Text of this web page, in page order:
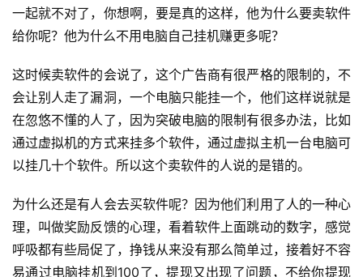
一起就不对了，你想啊，要是真的这样，他为什么要卖软件
给你呢？他为什么不用电脑自己挂机赚更多呢？
这时候卖软件的会说了，这个广告商有很严格的限制的，不
会让别人走了漏洞，一个电脑只能挂一个，他们这样说就是
在忽悠不懂的人了，因为突破电脑的限制有很多办法，比如
通过虚拟机的方式来挂多个软件，通过虚拟主机一台电脑可
以挂几十个软件。所以这个卖软件的人说的是错的。
为什么还是有人会去买软件呢？因为他们利用了人的一种心
理，叫做奖励反馈的心理，看着软件上面跳动的数字，感觉
呼吸都有些局促了，挣钱从来没有那么简单过，接着好不容
易通过电脑挂机到100了，提现又出现了问题，不给你提现